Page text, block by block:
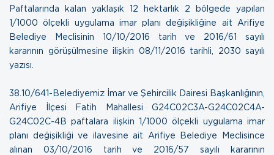
Paftalarında kalan yaklaşık 12 hektarlık 2 bölgede yapılan
1/1000 ölçekli uygulama imar planı değişikliğine ait Arifiye
Belediye Meclisinin 10/10/2016 tarih ve 2016/61 sayılı
kararının görüşülmesine ilişkin 08/11/2016 tarihli, 2030 sayılı
yazısı
38. 10/641-Belediyemiz İmar ve Şehircilik Dairesi Başkanlığının,
Arifiye İlçesi Fatih Mahallesi G24C02C3A-G24C02C4A-
G24C02C-4B paftalara ilişkin 1/1000 ölçekli uygulama imar
planı değişikliği ve ilavesine ait Arifiye Belediye Meclisince
alınan 03/10/2016 tarih ve 2016/57 sayılı kararının